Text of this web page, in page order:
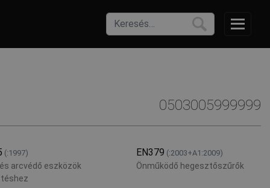
0503005999999
(:1997)
arcvédő eszközök
EN379 (:2003+A1:2009)
Önműködő hegesztőszűrők